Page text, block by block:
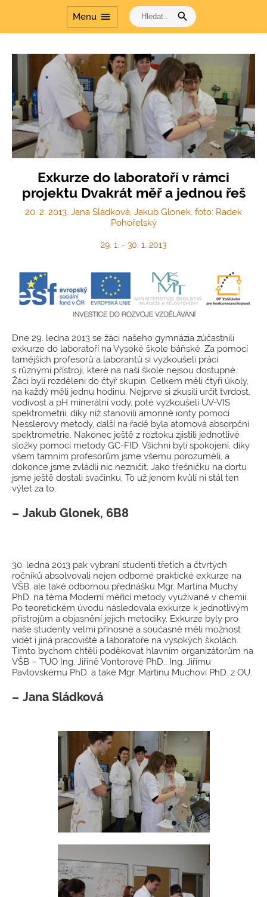
Menu menu search
Exkurze do laboratoří v rámci
projektu Dvakrát měř a jednou řeš
20. 2. 2013, Jana Sládková, Jakub Glonek, foto: Radek
Pohořelský
29. 1. - 30. 1. 2013
Dne 29. ledna 2013 se žáci našeho gymnázia zúčastnili
exkurze do laboratoří na Vysoké škole báňské. Za pomocí
tamějších profesorů a laborantů si vyzkoušeli práci
s různými přístroji, které na naší škole nejsou dostupné.
Žáci byli rozděleni do čtyř skupin. Celkem měli čtyři úkoly,
na každý měli jednu hodinu. Nejprve si zkusili určit tvrdost,
vodivost a pH minerální vody, poté vyzkoušeli UV-VIS
spektrometrii, díky níž stanovili amonné ionty pomocí
Nesslerovy metody, další na řadě byla atomová absorpční
spektrometrie. Nakonec ještě z roztoku zjistili jednotlivé
složky pomocí metody GC-FID. Všichni byli spokojení, díky
všem tamním profesorům jsme všemu porozuměli, a
dokonce jsme zvládli nic nezničit. Jako třešničku na dortu
jsme ještě dostali svačinku. To už jenom kvůli ní stál ten
výlet za to.
Jakub Glonek, 6B8
30. ledna 2013 pak vybraní studenti třetích a čtvrtých
ročníků absolvovali nejen odborné praktické exkurze na
VŠB, ale také odbornou přednášku Mgr. Martina Muchy
PhD. na téma Moderní měřící metody využívané v chemii.
Po teoretickém úvodu následovala exkurze k jednotlivým
přístrojům a objasnění jejich metodiky. Exkurze byly pro
naše studenty velmi přínosné a současně měli možnost
vidět i jiná pracoviště a laboratoře na vysokých školách.
Tímto bychom chtěli poděkovat hlavním organizátorům na
VŠB – TUO Ing. Jiřině Vontorové PhD., Ing. Jiřímu
Pavlovskému PhD. a také Mgr. Martinu Muchovi PhD. z OU.
Jana Sládková